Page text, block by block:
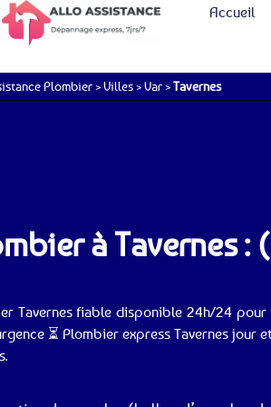
Accueil
Plombier >Villes >Var >Tavernes
à Tavernes :
Tavernes fiable disponible 24h/24
⏳ Plombier express Tavernes jour